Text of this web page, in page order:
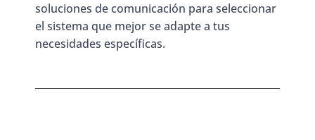
soluciones de comunicación para seleccionar
el sistema que mejor se adapte a tus
necesidades específicas.